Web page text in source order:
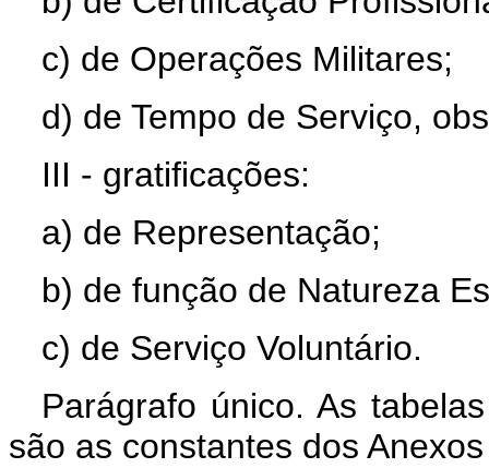
c) de Operações Militares;
d) de Tempo de Serviço,
III - gratificações:
a) de Representação;
b) de função de Natureza
c) de Serviço Voluntário.
Parágrafo único. As
são as constantes dos